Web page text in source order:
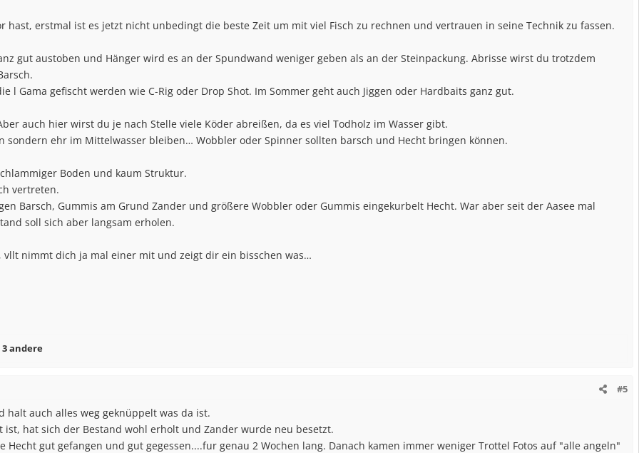
hast, erstmal ist es jetzt nicht unbedingt die beste Zeit um mit viel Fisch zu rechnen und vertrauen in seine Technik zu fassen.
gut austoben und Hänger wird es an der Spundwand weniger geben als an der Steinpackung. Abrisse wirst du trotzdem
l Gama gefischt werden wie C-Rig oder Drop Shot. Im Sommer geht auch Jiggen oder Hardbaits ganz gut.
auch hier wirst du je nach Stelle viele Köder abreißen, da es viel Todholz im Wasser gibt.
sondern ehr im Mittelwasser bleiben… Wobbler oder Spinner sollten barsch und Hecht bringen können.
Boden und kaum Struktur.
vertreten.
Barsch, Gummis am Grund Zander und größere Wobbler oder Gummis eingekurbelt Hecht. War aber seit der Aasee mal
soll sich aber langsam erholen.
vllt nimmt dich ja mal einer mit und zeigt dir ein bisschen was…
andere
#5
halt auch alles weg geknüppelt was da ist.
ist, hat sich der Bestand wohl erholt und Zander wurde neu besetzt.
Hecht gut gefangen und gut gegessen....fur genau 2 Wochen lang. Danach kamen immer weniger Trottel Fotos auf "alle angeln"